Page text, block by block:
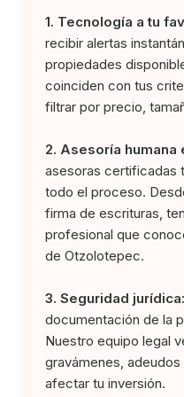
1. Tecnología a tu
recibir alertas
propiedades
coinciden con tus
filtrar por precio,
2. Asesoría humana
asesoras certificadas
todo el proceso.
firma de escrituras,
profesional que
de Otzolotepec.
3. Seguridad jurídica:
documentación de la
Nuestro equipo legal
gravámenes,
afectar tu inversión.